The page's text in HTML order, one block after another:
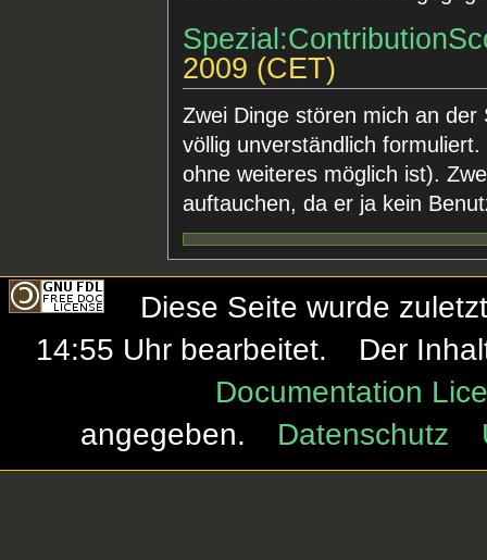
2009 (CET)
Zwei Dinge stören mich an
völlig unverständlich
ohne weiteres möglich ist).
auftauchen, da er ja kein
Diese Seite wurde
14:55 Uhr bearbeitet.
Der
Documentation
angegeben.
Datenschutz